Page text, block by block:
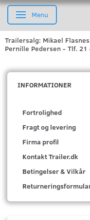
Skifte navigation
Menu
Trailersalg: Mikael
Pernille Pedersen - Tlf.
INFORMATIONER
Fortrolighed
Fragt og levering
Firma profil
Kontakt Trailer.dk
Betingelser & Vilkår